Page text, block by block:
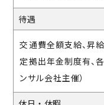
待遇
交通費全額支給、昇
定拠出年金制度有、
ンサル会社主催）